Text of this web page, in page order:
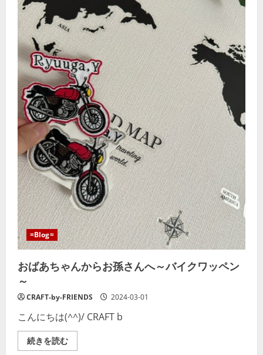
た
良
縁
の
詳
細
を
ご
覧
く
だ
さ
い
=Blog=
おばあちゃんからお孫さんへ～バイクワッペン
～
CRAFT-by-FRIENDS 2024-03-01
こんにちは(^^)/ CRAFT b
続きを読むお
ば